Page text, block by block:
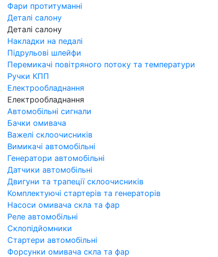
Фари протитуманні
Деталі салону
Деталі салону
Накладки на педалі
Підрульові шлейфи
Перемикачі повітряного потоку та температури
Ручки КПП
Електрообладнання
Електрообладнання
Автомобільні сигнали
Бачки омивача
Важелі склоочисників
Вимикачі автомобільні
Генератори автомобільні
Датчики автомобільні
Двигуни та трапеції склоочисників
Комплектуючі стартерів та генераторів
Насоси омивача скла та фар
Реле автомобільні
Склопідйомники
Стартери автомобільні
Форсунки омивача скла та фар